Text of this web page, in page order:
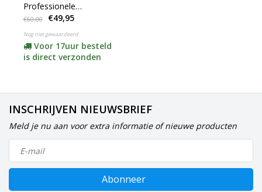
Professionele
afstandhouder
€60,00 €49,95
Nog niet gewaardeerd
Voor 17uur besteld
is direct verzonden
INSCHRIJVEN NIEUWSBRIEF
Meld je nu aan voor extra informatie of nieuwe producten
Abonneer